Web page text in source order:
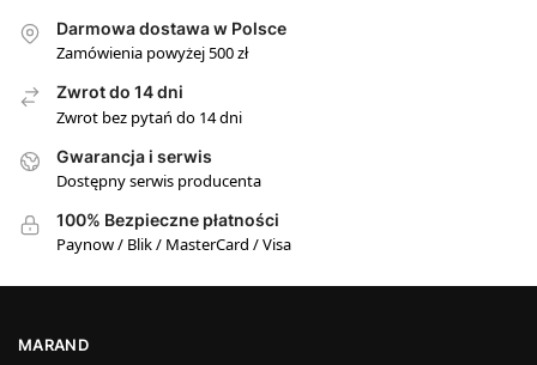
Darmowa dostawa w Polsce
Zamówienia powyżej 500 zł
Zwrot do 14 dni
Zwrot bez pytań do 14 dni
Gwarancja i serwis
Dostępny serwis producenta
100% Bezpieczne płatności
Paynow / Blik / MasterCard / Visa
MARAND